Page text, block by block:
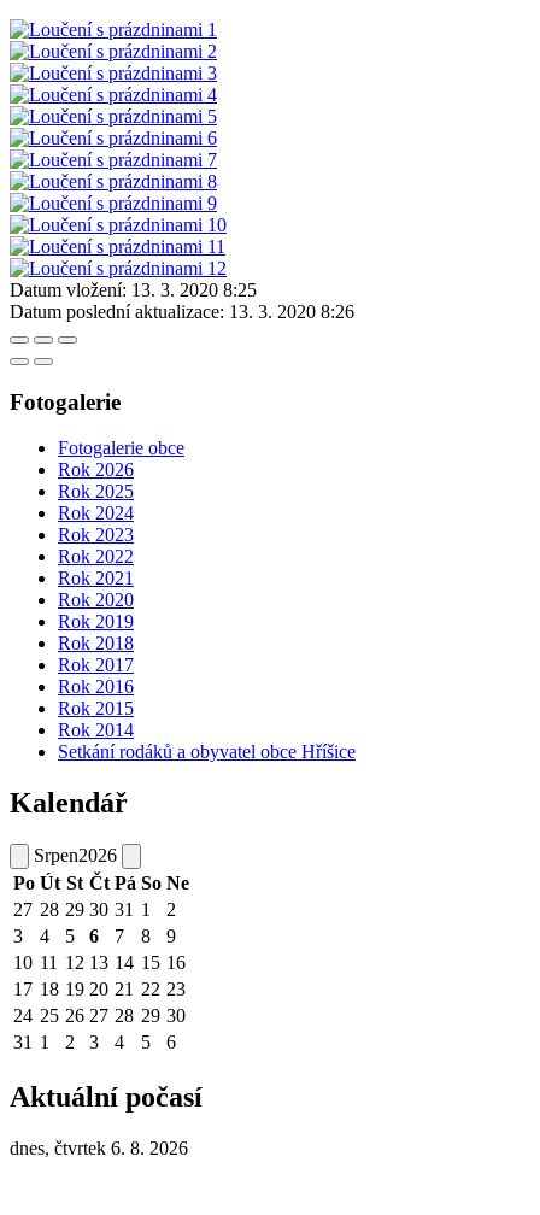
Datum vložení: 13. 3. 2020 8:25
Datum poslední aktualizace: 13. 3. 2020 8:26
Fotogalerie
Fotogalerie obce
Rok 2026
Rok 2025
Rok 2024
Rok 2023
Rok 2022
Rok 2021
Rok 2020
Rok 2019
Rok 2018
Rok 2017
Rok 2016
Rok 2015
Rok 2014
Setkání rodáků a obyvatel obce Hříšice
Kalendář
Srpen2026
Po Út St Čt Pá So Ne
27 28 29 30 31 1
2
3
4 5 6 7 8
9
10 11 12 13 14 15 16
17 18 19 20 21 22 23
24 25 26 27 28 29 30
31 1 2 3 4 5 6
Aktuální počasí
dnes, čtvrtek 6. 8. 2026